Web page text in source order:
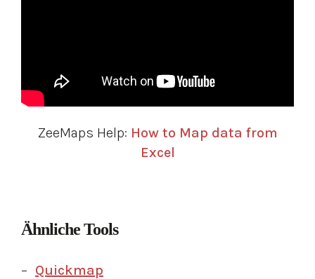
ZeeMaps Help: How to Map data from
Excel
Ähnliche Tools
Quickmap